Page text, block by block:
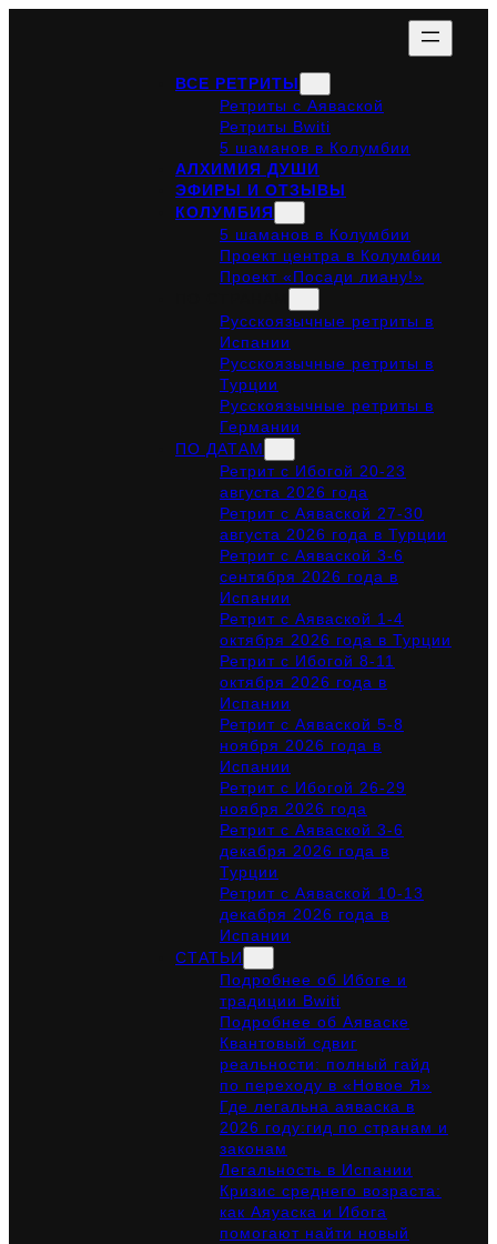
ВСЕ РЕТРИТЫ
Ретриты с Аяваской
Ретриты Bwiti
5 шаманов в Колумбии
АЛХИМИЯ ДУШИ
ЭФИРЫ И ОТЗЫВЫ
КОЛУМБИЯ
5 шаманов в Колумбии
Проект центра в Колумбии
Проект «Посади лиану!»
Русскоязычные ретриты в
Испании
Русскоязычные ретриты в
Турции
Русскоязычные ретриты в
Германии
ПО ДАТАМ
Ретрит с Ибогой 20-23
августа 2026 года
Ретрит с Аяваской 27-30
августа 2026 года в Турции
Ретрит с Аяваской 3-6
сентября 2026 года в
Испании
Ретрит с Аяваской 1-4
октября 2026 года в Турции
Ретрит с Ибогой 8-11
октября 2026 года в
Испании
Ретрит с Аяваской 5-8
ноября 2026 года в
Испании
Ретрит с Ибогой 26-29
ноября 2026 года
Ретрит с Аяваской 3-6
декабря 2026 года в
Турции
Ретрит с Аяваской 10-13
декабря 2026 года в
Испании
СТАТЬИ
Подробнее об Ибоге и
традиции Bwiti
Подробнее об Аяваске
Квантовый сдвиг
реальности: полный гайд
по переходу в «Новое Я»
Где легальна аяваска в
2026 году:гид по странам и
законам
Легальность в Испании
Кризис среднего возраста:
как Аяуаска и Ибога
помогают найти новый